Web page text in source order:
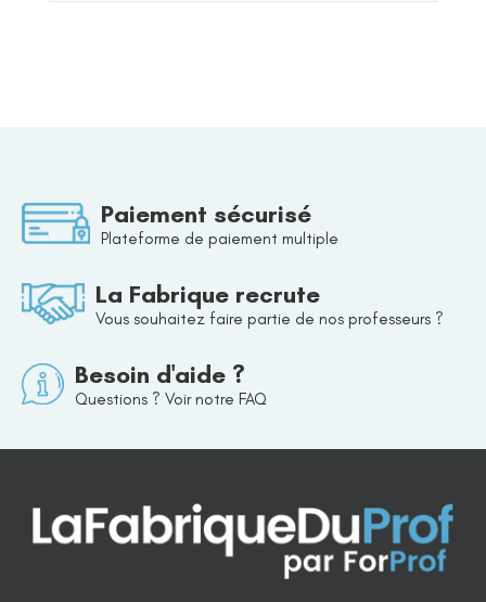
Paiement sécurisé
Plateforme de paiement multiple
La Fabrique recrute
Vous souhaitez faire partie de nos professeurs ?
Besoin d'aide ?
Questions ? Voir notre FAQ